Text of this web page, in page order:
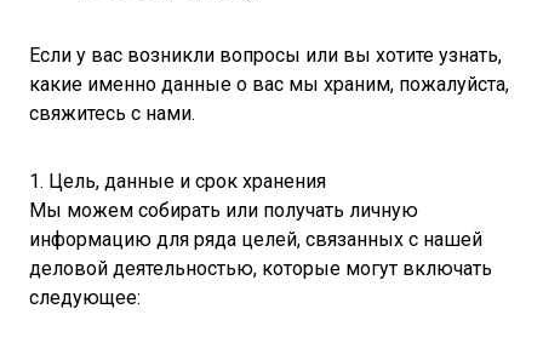
Если у вас возникли вопросы или вы хотите узнать,
какие именно данные о вас мы храним, пожалуйста,
свяжитесь с нами.
1. Цель, данные и срок хранения
Мы можем собирать или получать личную
информацию для ряда целей, связанных с нашей
деловой деятельностью, которые могут включать
следующее: